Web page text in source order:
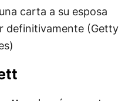
carta a su esposa
definitivamente (Getty